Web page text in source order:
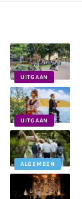
UITGAAN
UITGAAN
ALGEMEEN